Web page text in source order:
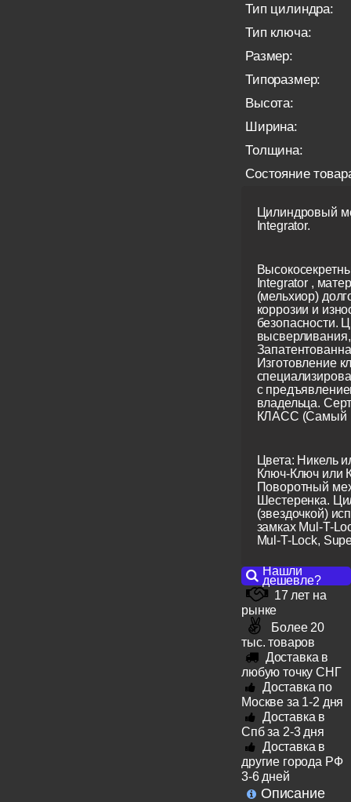
Тип цилиндра:
Тип ключа:
Размер:
Типоразмер:
Высота:
Ширина:
Толщина:
Состояние
Цилиндровый
Integrator.
Integrator ,
(мельхиор)
коррозии и
безопасности.
Изготовление
с
владельца.
КЛАСС (Самый
Цвета: Никель
Ключ-Ключ или
Поворотный
Шестеренка.
(звездочкой)
замках Mul-T-
Mul-T-Lock,
Нашли
дешевле?
17 лет на
рынке
Более 20
тыс. товаров
Доставка в
любую точку СНГ
Доставка по
Москве за 1-2 дня
Доставка в
Спб за 2-3 дня
Доставка в
другие города РФ
3-6 дней
Описание